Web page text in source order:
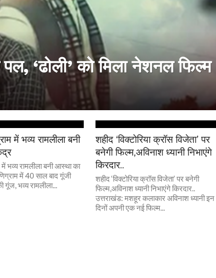
पल, ‘ढोली’ को मिला नेशनल फिल्म
में भव्य रामलीला बनी
में भव्य रामलीला बनी आस्था का
में 40 साल बाद गूंजी
गूंज, भव्य रामलीला...
शहीद ‘विक्टोरिया क्रॉस विजेता’ पर
बनेगी फिल्म,अविनाश ध्यानी निभाएंगे
किरदार..
शहीद ‘विक्टोरिया क्रॉस विजेता’ पर बनेगी
फिल्म,अविनाश ध्यानी निभाएंगे किरदार..
उत्तराखंड: मशहूर कलाकार अविनाश ध्यानी इन
दिनों अपनी एक नई फिल्म...